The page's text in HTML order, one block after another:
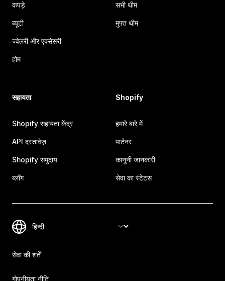
कपड़े
ब्यूटी
ज्वेलरी और एक्सेसरी
होम
सभी थीम
मुफ़्त थीम
सहायता
Shopify सहायता केंद्र
API दस्तावेज़
Shopify समुदाय
ब्लॉग
Shopify
हमारे बारे में
पार्टनर
कानूनी जानकारी
सेवा का स्टेटस
सेवा की शर्तें
गोपनीयता नीति